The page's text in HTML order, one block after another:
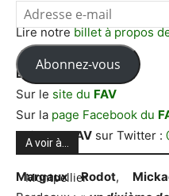
Lire notrebillet à propos
En savoir plus :
Sur le site du FAV
Sur la page Facebook du
Suivre leFAV sur Twitter :
Margaux Rodot,
Adresse
e-
mail
Abonnez-vous
A voir à…
Montpellier